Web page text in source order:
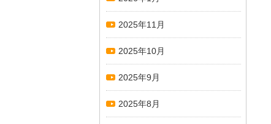
2025年11月
2025年10月
2025年9月
2025年8月